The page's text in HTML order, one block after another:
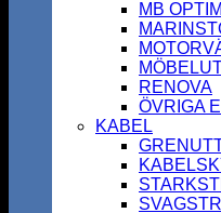
MB
RENOVA
ÖVRIGA
KABEL